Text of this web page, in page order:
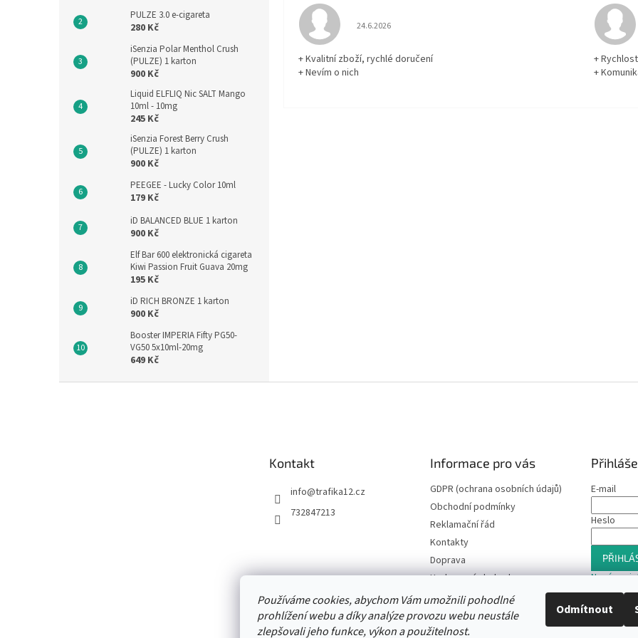
Používáme cookies, abychom Vám umožnili pohodlné
prohlížení webu a díky analýze provozu webu neustále
zlepšovali jeho funkce, výkon a použitelnost.
Odmítnout
PULZE 3.0 e-cigareta
280 Kč
iSenzia Polar Menthol Crush
(PULZE) 1 karton
900 Kč
Liquid ELFLIQ Nic SALT Mango
10ml - 10mg
245 Kč
iSenzia Forest Berry Crush
(PULZE) 1 karton
900 Kč
PEEGEE - Lucky Color 10ml
179 Kč
iD BALANCED BLUE 1 karton
900 Kč
Elf Bar 600 elektronická cigareta
Kiwi Passion Fruit Guava 20mg
195 Kč
iD RICH BRONZE 1 karton
900 Kč
Booster IMPERIA Fifty PG50-
VG50 5x10ml-20mg
649 Kč
Hodnocení obchodu je 5 z 5 hvězdiček.
24.6.2026
+ Kvalitní zboží, rychlé doručení
+ Nevím o nich
+ Rychlost
+
Kontakt
info@trafika12.cz
732847213
Informace pro vás
GDPR (ochrana osobních údajů)
Obchodní podmínky
Reklamační řád
Kontakty
Doprava
Hodnocení obchodu
Slevový program
Moje objednávka
E-mail
Heslo
Nová